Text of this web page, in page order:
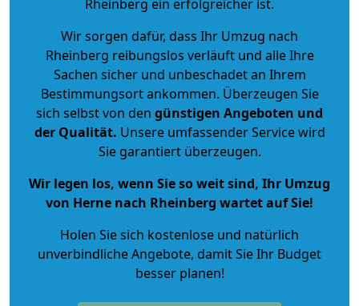
Rheinberg ein erfolgreicher ist.
Wir sorgen dafür, dass Ihr Umzug nach
Rheinberg reibungslos verläuft und alle Ihre
Sachen sicher und unbeschadet an Ihrem
Bestimmungsort ankommen. Überzeugen Sie
sich selbst von den günstigen Angeboten und
der Qualität. Unsere umfassender Service wird
Sie garantiert überzeugen.
Wir legen los, wenn Sie so weit sind, Ihr Umzug
von Herne nach Rheinberg wartet auf Sie!
Holen Sie sich kostenlose und natürlich
unverbindliche Angebote, damit Sie Ihr Budget
besser planen!